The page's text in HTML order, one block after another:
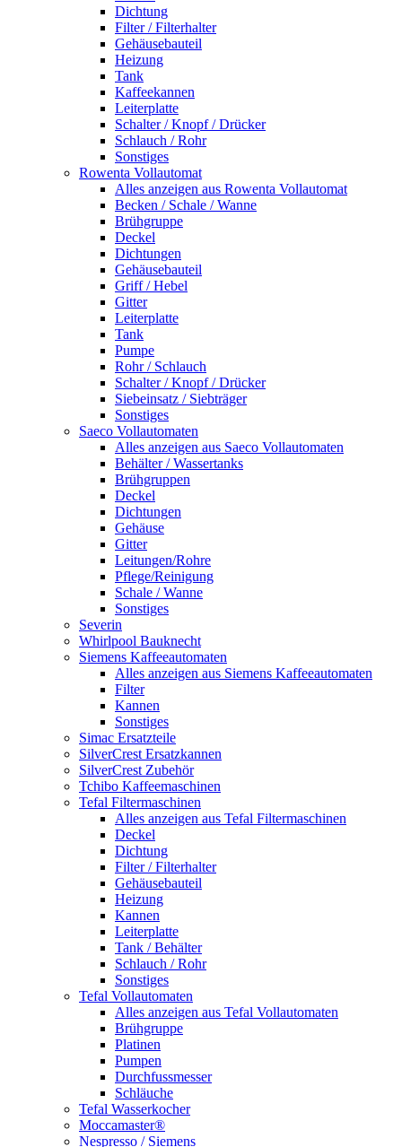
Dichtung
Filter / Filterhalter
Gehäusebauteil
Heizung
Tank
Kaffeekannen
Leiterplatte
Schalter / Knopf / Drücker
Schlauch / Rohr
Sonstiges
Rowenta Vollautomat
Alles anzeigen aus Rowenta Vollautomat
Becken / Schale / Wanne
Brühgruppe
Deckel
Dichtungen
Gehäusebauteil
Griff / Hebel
Gitter
Leiterplatte
Tank
Pumpe
Rohr / Schlauch
Schalter / Knopf / Drücker
Siebeinsatz / Siebträger
Sonstiges
Saeco Vollautomaten
Alles anzeigen aus Saeco Vollautomaten
Behälter / Wassertanks
Brühgruppen
Deckel
Dichtungen
Gehäuse
Gitter
Leitungen/Rohre
Pflege/Reinigung
Schale / Wanne
Sonstiges
Severin
Whirlpool Bauknecht
Siemens Kaffeeautomaten
Alles anzeigen aus Siemens Kaffeeautomaten
Filter
Kannen
Sonstiges
Simac Ersatzteile
SilverCrest Ersatzkannen
SilverCrest Zubehör
Tchibo Kaffeemaschinen
Tefal Filtermaschinen
Alles anzeigen aus Tefal Filtermaschinen
Deckel
Dichtung
Filter / Filterhalter
Gehäusebauteil
Heizung
Kannen
Leiterplatte
Tank / Behälter
Schlauch / Rohr
Sonstiges
Tefal Vollautomaten
Alles anzeigen aus Tefal Vollautomaten
Brühgruppe
Platinen
Pumpen
Durchfussmesser
Schläuche
Tefal Wasserkocher
Moccamaster®
Nespresso / Siemens